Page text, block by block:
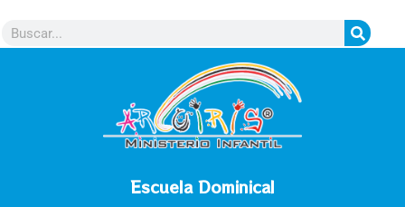
Escuela Dominical